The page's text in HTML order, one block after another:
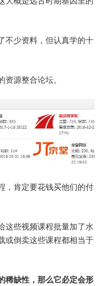
不少资料，但认真学的十
源整合论坛。
，肯定要花钱买他们的付
这些视频课程批量加了水
或倒卖这些课程都相当于
稀缺性，那么它必定会形